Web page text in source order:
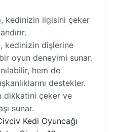
kedinizin ilgisini çeker
kedinizin dişlerine
oyun deneyimi sunar.
hem de
destekler.
dikkatini çeker ve
sunar.
Kedi Oyuncağı